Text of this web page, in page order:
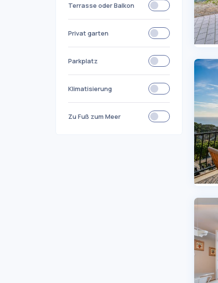
Terrasse oder Balkon
Privat garten
Parkplatz
Klimatisierung
Zu Fuß zum Meer